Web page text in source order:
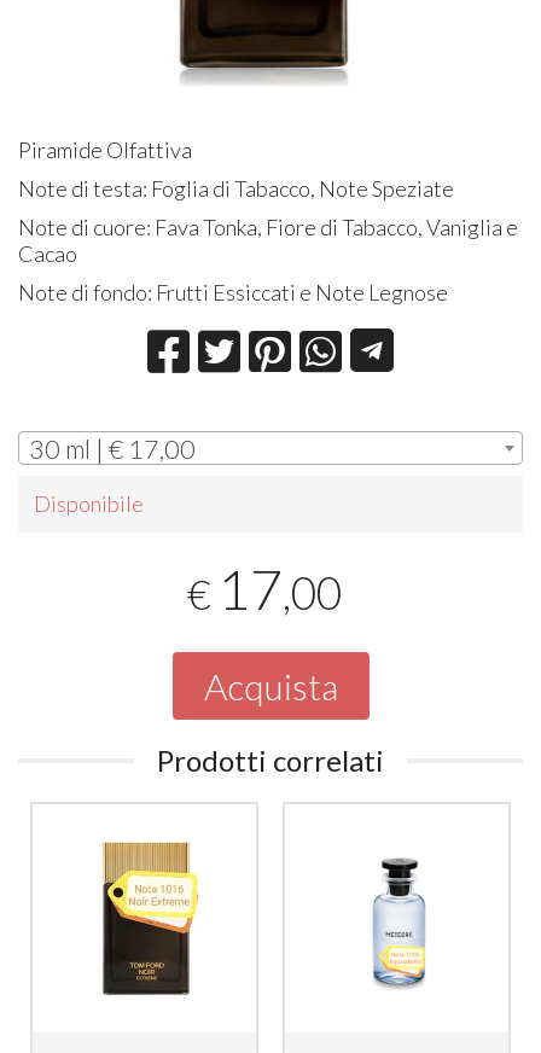
Piramide Olfattiva
Note di testa: Foglia di Tabacco, Note Speziate
Note di cuore: Fava Tonka, Fiore di Tabacco, Vaniglia e
Cacao
Note di fondo: Frutti Essiccati e Note Legnose
30 ml | € 17,00
Disponibile
€ 17,00
Acquista
Prodotti correlati